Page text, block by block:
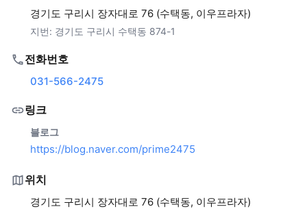
경기도 구리시 장자대로 76 (수택동, 이우프라자)
지번: 경기도 구리시 수택동 874-1
전화번호
031-566-2475
링크
블로그
https://blog.naver.com/prime2475
위치
경기도 구리시 장자대로 76 (수택동, 이우프라자)